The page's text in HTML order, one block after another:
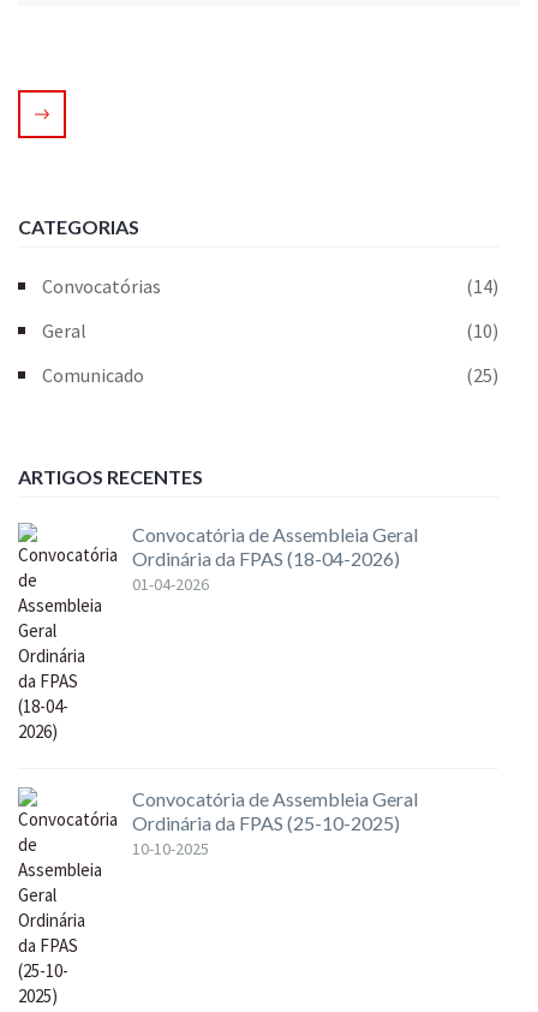
CATEGORIAS
Convocatórias
(14)
Geral
(10)
Comunicado
(25)
ARTIGOS RECENTES
Convocatória de Assembleia Geral
Ordinária da FPAS (18-04-2026)
01-04-2026
Convocatória de Assembleia Geral
Ordinária da FPAS (25-10-2025)
10-10-2025